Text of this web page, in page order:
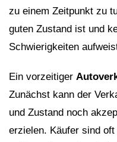
zu einem Zeitpunkt zu
guten Zustand ist und
Schwierigkeiten
Ein vorzeitiger
Zunächst kann der
und Zustand noch
erzielen. Käufer sind